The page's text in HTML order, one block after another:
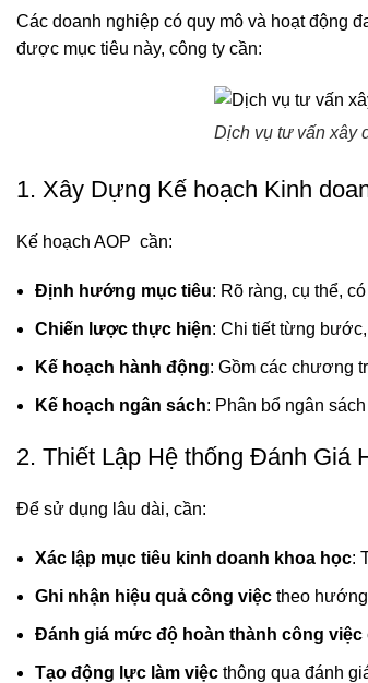
Các doanh nghiệp có quy mô và hoạt động
được mục tiêu này, công ty cần:
Dịch vụ tư vấn xây
1. Xây Dựng Kế hoạch Kinh
Kế hoạch AOP cần:
Định hướng mục tiêu: Rõ ràng, cụ thể,
Chiến lược thực hiện: Chi tiết từng
Kế hoạch hành động: Gồm các chương
Kế hoạch ngân sách: Phân bổ ngân
2. Thiết Lập Hệ thống Đánh Giá
Để sử dụng lâu dài, cần:
Xác lập mục tiêu kinh doanh khoa học:
Ghi nhận hiệu quả công việc theo
Đánh giá mức độ hoàn thành công việc
Tạo động lực làm việc thông qua đánh